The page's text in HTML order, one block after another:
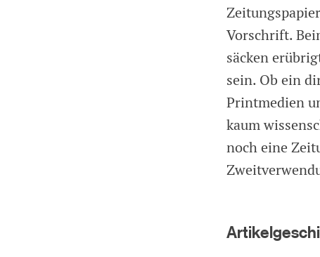
Vorschrift.
säcken
sein. Ob ein
Printmedien
kaum
noch eine